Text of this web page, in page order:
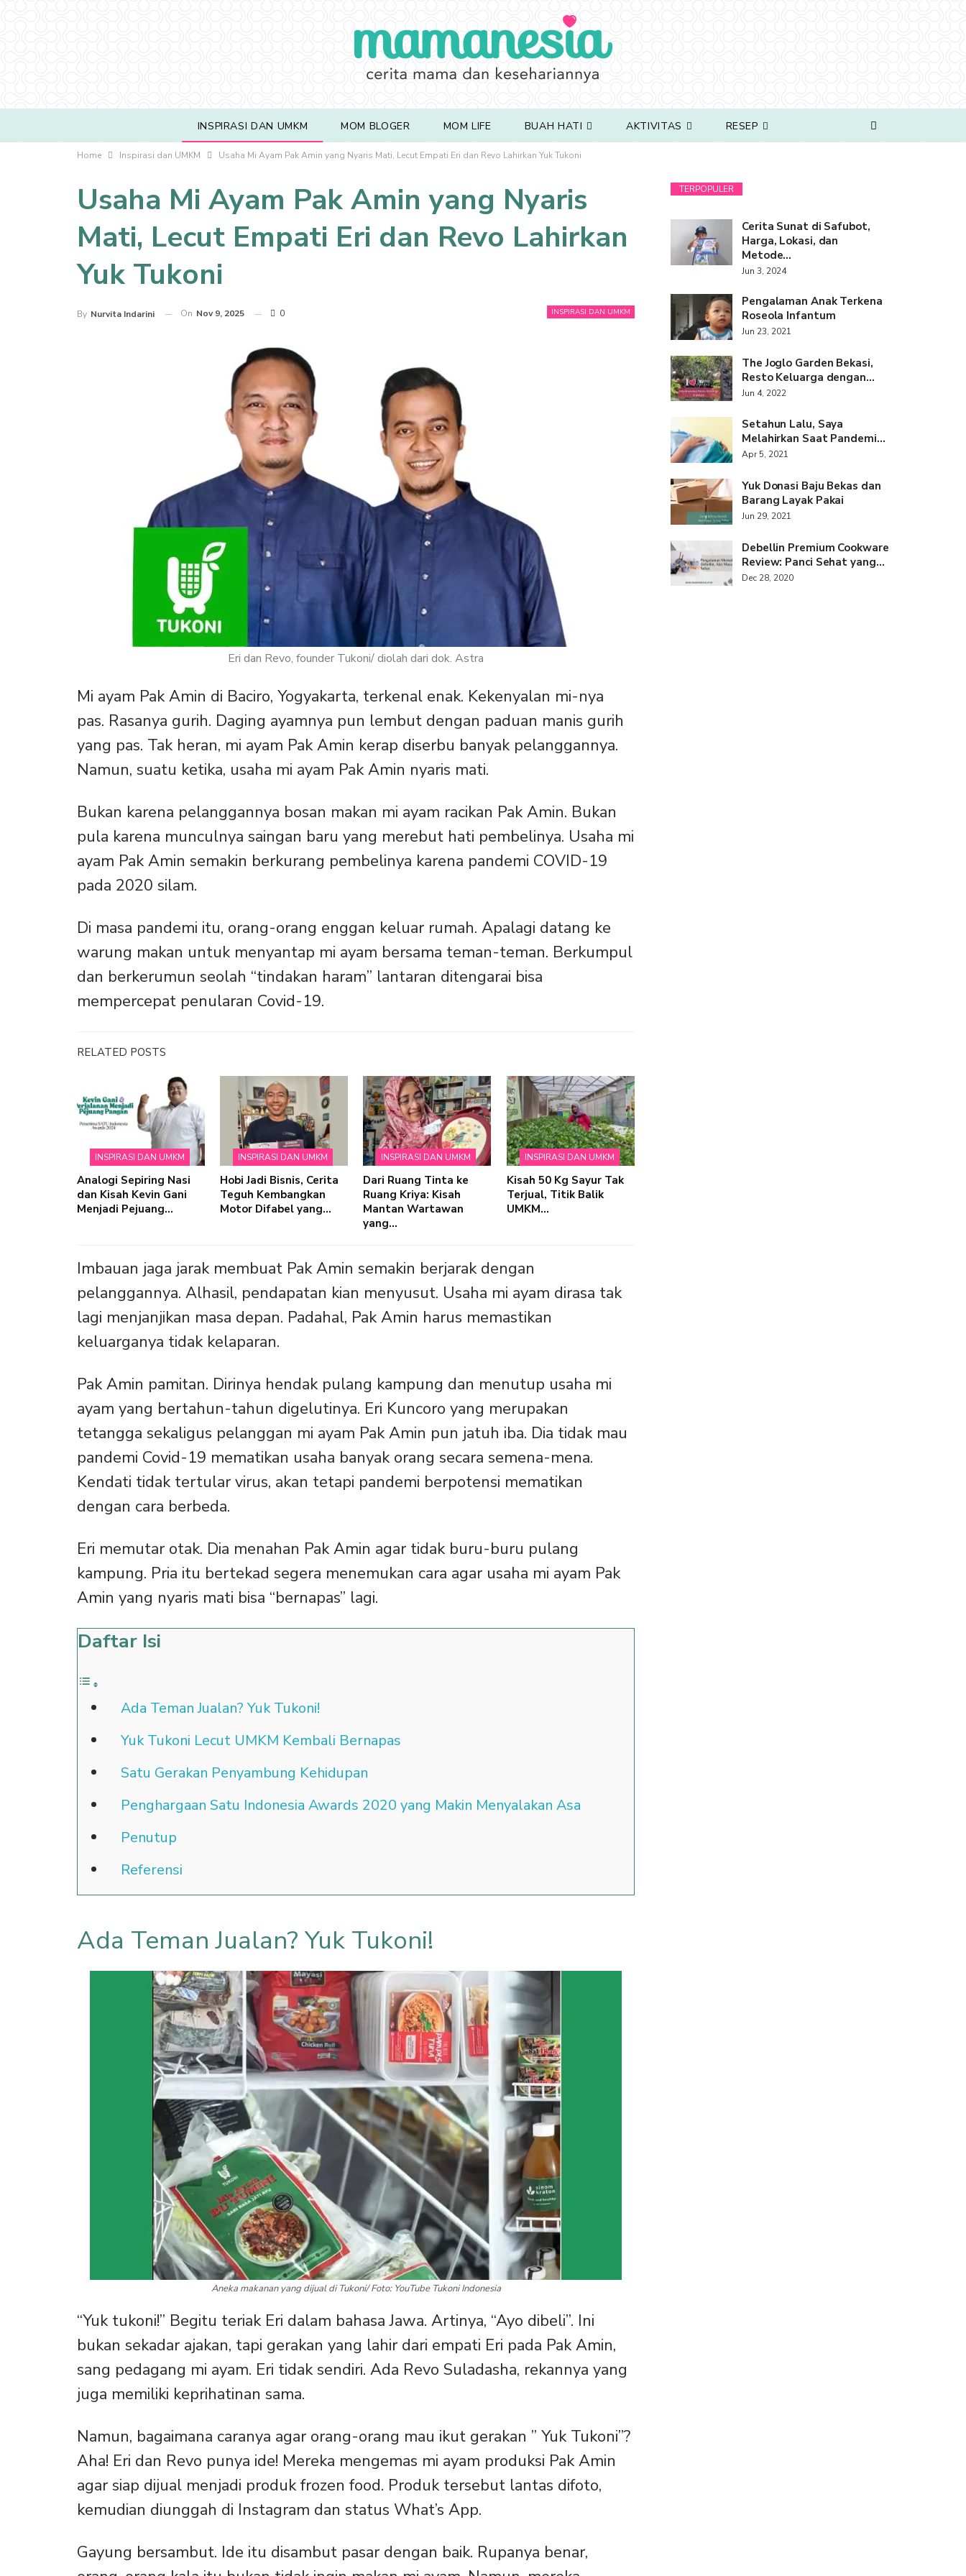
INSPIRASI DAN UMKM MOM BLOGER MOM LIFE BUAH HATI AKTIVITAS RESEP
Home Inspirasi dan UMKM Usaha Mi Ayam Pak Amin yang Nyaris Mati, Lecut Empati Eri dan Revo Lahirkan Yuk Tukoni
Usaha Mi Ayam Pak Amin yang Nyaris
Mati, Lecut Empati Eri dan Revo Lahirkan
Yuk Tukoni
INSPIRASI DAN UMKM
By Nurvita Indarini On Nov 9, 2025 0
Eri dan Revo, founder Tukoni/ diolah dari dok. Astra
Mi ayam Pak Amin di Baciro, Yogyakarta, terkenal enak. Kekenyalan mi-nya
pas. Rasanya gurih. Daging ayamnya pun lembut dengan paduan manis gurih
yang pas. Tak heran, mi ayam Pak Amin kerap diserbu banyak pelanggannya.
Namun, suatu ketika, usaha mi ayam Pak Amin nyaris mati.
Bukan karena pelanggannya bosan makan mi ayam racikan Pak Amin. Bukan
pula karena munculnya saingan baru yang merebut hati pembelinya. Usaha mi
ayam Pak Amin semakin berkurang pembelinya karena pandemi COVID-19
pada 2020 silam.
Di masa pandemi itu, orang-orang enggan keluar rumah. Apalagi datang ke
warung makan untuk menyantap mi ayam bersama teman-teman. Berkumpul
dan berkerumun seolah “tindakan haram” lantaran ditengarai bisa
mempercepat penularan Covid-19.
RELATED POSTS
INSPIRASI DAN UMKM
Analogi Sepiring Nasi
dan Kisah Kevin Gani
Menjadi Pejuang…
INSPIRASI DAN UMKM
Hobi Jadi Bisnis, Cerita
Teguh Kembangkan
Motor Difabel yang…
INSPIRASI DAN UMKM
Dari Ruang Tinta ke
Ruang Kriya: Kisah
Mantan Wartawan
yang…
INSPIRASI DAN UMKM
Kisah 50 Kg Sayur Tak
Terjual, Titik Balik
UMKM…
Imbauan jaga jarak membuat Pak Amin semakin berjarak dengan
pelanggannya. Alhasil, pendapatan kian menyusut. Usaha mi ayam dirasa tak
lagi menjanjikan masa depan. Padahal, Pak Amin harus memastikan
keluarganya tidak kelaparan.
Pak Amin pamitan. Dirinya hendak pulang kampung dan menutup usaha mi
ayam yang bertahun-tahun digelutinya. Eri Kuncoro yang merupakan
tetangga sekaligus pelanggan mi ayam Pak Amin pun jatuh iba. Dia tidak mau
pandemi Covid-19 mematikan usaha banyak orang secara semena-mena.
Kendati tidak tertular virus, akan tetapi pandemi berpotensi mematikan
dengan cara berbeda.
Eri memutar otak. Dia menahan Pak Amin agar tidak buru-buru pulang
kampung. Pria itu bertekad segera menemukan cara agar usaha mi ayam Pak
Amin yang nyaris mati bisa “bernapas” lagi.
Daftar Isi
Ada Teman Jualan? Yuk Tukoni!
Yuk Tukoni Lecut UMKM Kembali Bernapas
Satu Gerakan Penyambung Kehidupan
Penghargaan Satu Indonesia Awards 2020 yang Makin Menyalakan Asa
Penutup
Referensi
Ada Teman Jualan? Yuk Tukoni!
Aneka makanan yang dijual di Tukoni/ Foto: YouTube Tukoni Indonesia
“Yuk tukoni!” Begitu teriak Eri dalam bahasa Jawa. Artinya, “Ayo dibeli”. Ini
bukan sekadar ajakan, tapi gerakan yang lahir dari empati Eri pada Pak Amin,
sang pedagang mi ayam. Eri tidak sendiri. Ada Revo Suladasha, rekannya yang
juga memiliki keprihatinan sama.
Namun, bagaimana caranya agar orang-orang mau ikut gerakan ” Yuk Tukoni”?
Aha! Eri dan Revo punya ide! Mereka mengemas mi ayam produksi Pak Amin
agar siap dijual menjadi produk frozen food. Produk tersebut lantas difoto,
kemudian diunggah di Instagram dan status What’s App.
Gayung bersambut. Ide itu disambut pasar dengan baik. Rupanya benar,
TERPOPULER
Cerita Sunat di Safubot,
Harga, Lokasi, dan
Metode…
Jun 3, 2024
Pengalaman Anak Terkena
Roseola Infantum
Jun 23, 2021
The Joglo Garden Bekasi,
Resto Keluarga dengan…
Jun 4, 2022
Setahun Lalu, Saya
Melahirkan Saat Pandemi…
Apr 5, 2021
Yuk Donasi Baju Bekas dan
Barang Layak Pakai
Jun 29, 2021
Debellin Premium Cookware
Review: Panci Sehat yang…
Dec 28, 2020